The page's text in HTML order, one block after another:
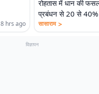
8 hrs ago
रोहतास में धान की
प्रबंधन से 20 से
सासाराम >
विज्ञापन